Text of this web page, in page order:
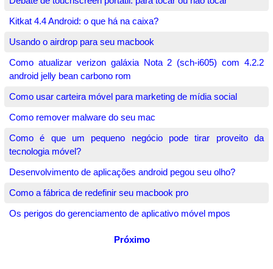
Kitkat 4.4 Android: o que há na caixa?
Usando o airdrop para seu macbook
Como atualizar verizon galáxia Nota 2 (sch-i605) com 4.2.2
android jelly bean carbono rom
Como usar carteira móvel para marketing de mídia social
Como remover malware do seu mac
Como é que um pequeno negócio pode tirar proveito da
tecnologia móvel?
Desenvolvimento de aplicações android pegou seu olho?
Como a fábrica de redefinir seu macbook pro
Os perigos do gerenciamento de aplicativo móvel mpos
Próximo